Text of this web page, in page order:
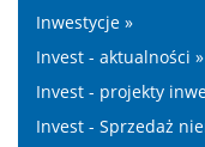
Inwestycje »
Invest - aktualności »
Invest - projekty
Invest - Sprzedaż